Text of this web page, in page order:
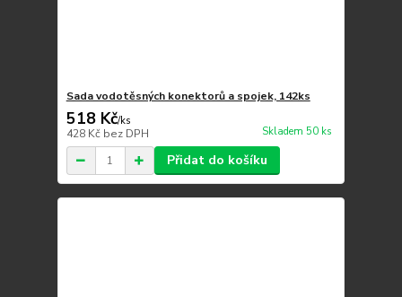
Sada vodotěsných konektorů a spojek, 142ks
518 Kč/ks
428 Kč bez DPH Skladem 50 ks
Přidat do košíku